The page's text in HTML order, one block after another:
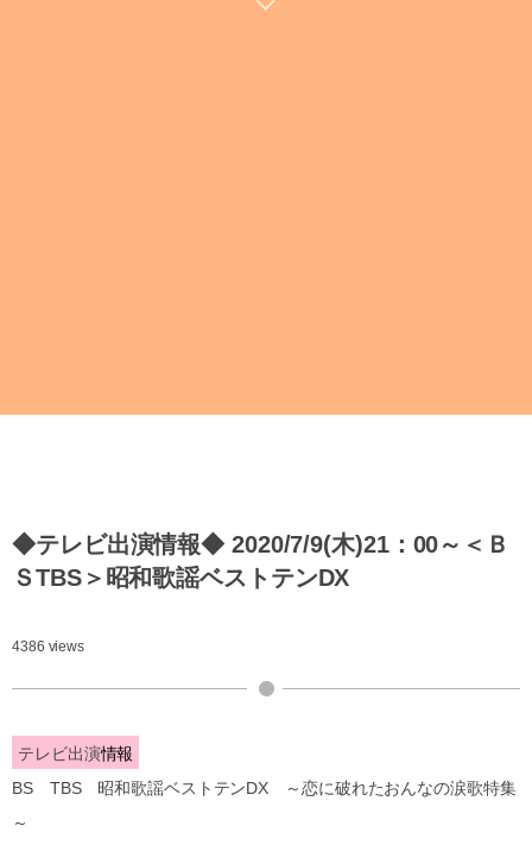
◆テレビ出演情報◆ 2020/7/9(木)21：00～＜Ｂ
ＳTBS＞昭和歌謡ベストテンDX
4386 views
テレビ出演情報
BS TBS 昭和歌謡ベストテンDX ～恋に破れたおんなの涙歌特集
～